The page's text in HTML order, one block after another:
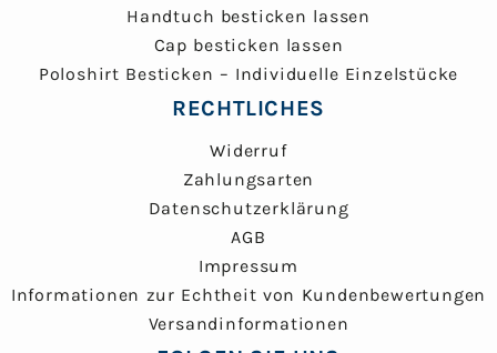
Handtuch besticken lassen
Cap besticken lassen
Poloshirt Besticken – Individuelle Einzelstücke
RECHTLICHES
Widerruf
Zahlungsarten
Datenschutzerklärung
AGB
Impressum
Informationen zur Echtheit von Kundenbewertungen
Versandinformationen